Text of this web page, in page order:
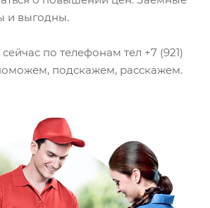
и выгодны.
по телефонам тел +7 (921)
подскажем, расскажем.